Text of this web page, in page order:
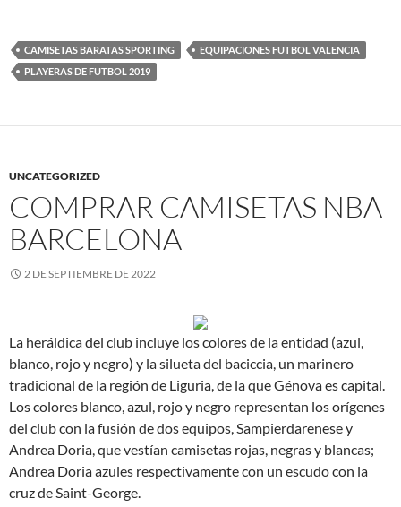
CAMISETAS BARATAS SPORTING
EQUIPACIONES FUTBOL VALENCIA
PLAYERAS DE FUTBOL 2019
UNCATEGORIZED
COMPRAR CAMISETAS NBA
BARCELONA
2 DE SEPTIEMBRE DE 2022
La heráldica del club incluye los colores de la entidad (azul,
blanco, rojo y negro) y la silueta del baciccia, un marinero
tradicional de la región de Liguria, de la que Génova es capital.
Los colores blanco, azul, rojo y negro representan los orígenes
del club con la fusión de dos equipos, Sampierdarenese y
Andrea Doria, que vestían camisetas rojas, negras y blancas;
Andrea Doria azules respectivamente con un escudo con la
cruz de Saint-George.